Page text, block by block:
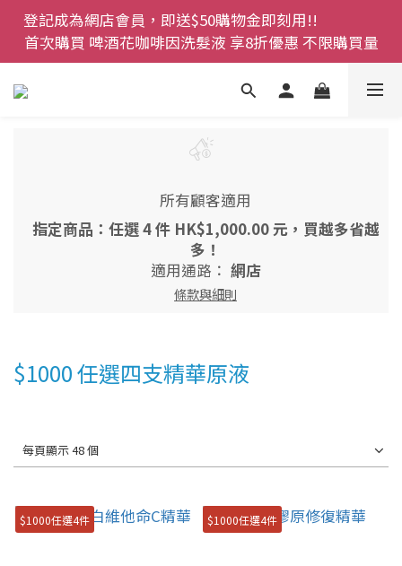
登記成為網店會員，即送$50購物金即刻用!!
首次購買 啤酒花咖啡因洗髮液 享8折優惠 不限購買量
登記成為網店會員，即送$50購物金即刻用!!
首次購買 啤酒花咖啡因洗髮液 享8折優惠 不限購買量
網店會員一年內累積消費 $4500 即刻變身 VIP 全年正
價貨 85 折，幫朋友買大家一齊抵 !!
今期優惠!! 濕疹救星 濕疹專用噴霧 買一枝送一件 50克
裝 濕疹舒敏膏   幼兒適用
登記成為網店會員，即送$50購物金即刻用!!
首次購買 啤酒花咖啡因洗髮液 享8折優惠 不限購買量
所有顧客適用
指定商品：任選 4 件 HK$1,000.00 元，買越多省越
多！
適用通路： 網店
條款與細則
$1000 任選四支精華原液
每頁顯示 48 個
$1000任選4件 $1000任選4件